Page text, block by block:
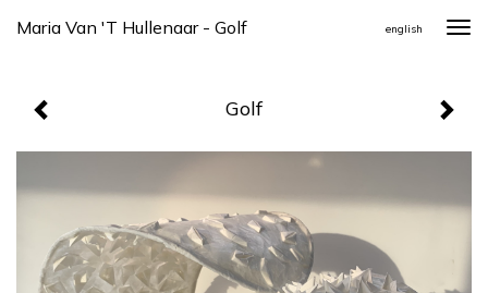
Maria Van 't Hullenaar - Golf english
Golf